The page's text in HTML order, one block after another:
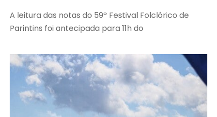
A leitura das notas do 59º Festival Folclórico de
Parintins foi antecipada para 11h do